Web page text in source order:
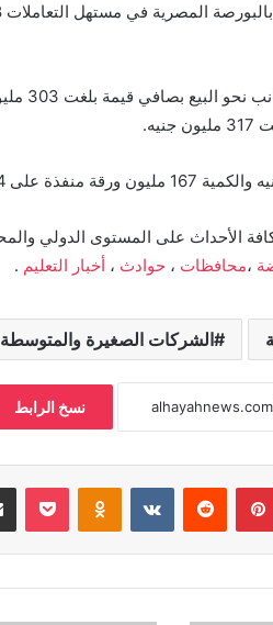
الأحداث على المستوى الدولي
،محافظات ، حوادث ، أخبار التعليم .
الشركات الصغيرة والمتوسطة
نسخ الرابط
بينتيريست